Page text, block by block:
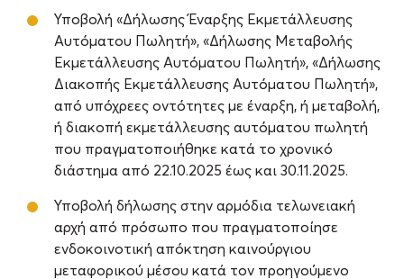
Υποβολή «Δήλωσης Έναρξης Εκμετάλλευσης
Αυτόματου Πωλητή», «Δήλωσης Μεταβολής
Εκμετάλλευσης Αυτόματου Πωλητή», «Δήλωσης
Διακοπής Εκμετάλλευσης Αυτόματου Πωλητή»,
από υπόχρεες οντότητες με έναρξη, ή μεταβολή,
ή διακοπή εκμετάλλευσης αυτόματου πωλητή
που πραγματοποιήθηκε κατά το χρονικό
διάστημα από 22.10.2025 έως και 30.11.2025.
Υποβολή δήλωσης στην αρμόδια τελωνειακή
αρχή από πρόσωπο που πραγματοποίησε
ενδοκοινοτική απόκτηση καινούργιου
μεταφορικού μέσου κατά τον προηγούμενο